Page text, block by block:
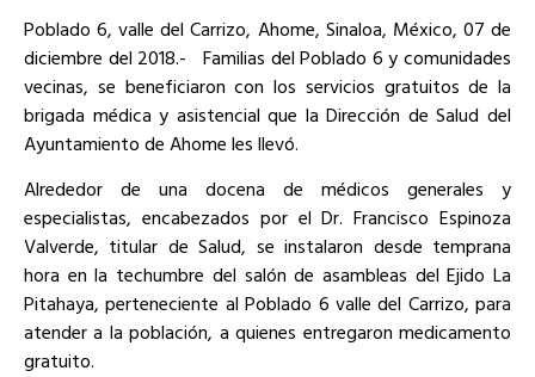
Poblado 6, valle del Carrizo, Ahome, Sinaloa, México, 07 de
diciembre del 2018.-
Familias del Poblado 6 y comunidades
vecinas, se beneficiaron con los servicios gratuitos de la
brigada médica y asistencial que la Dirección de Salud del
Ayuntamiento de Ahome les llevó.
Alrededor de una docena de médicos generales y
especialistas, encabezados por el Dr. Francisco Espinoza
Valverde, titular de Salud, se instalaron desde temprana
hora en la techumbre del salón de asambleas del Ejido La
Pitahaya, perteneciente al Poblado 6 valle del Carrizo, para
atender a la población, a quienes entregaron medicamento
gratuito.